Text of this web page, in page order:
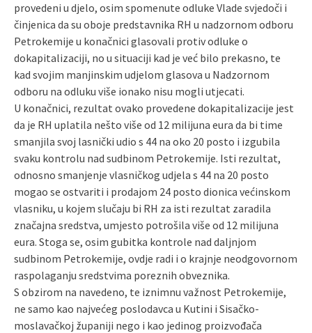
provedeni u djelo, osim spomenute odluke Vlade svjedoči i
činjenica da su oboje predstavnika RH u nadzornom odboru
Petrokemije u konačnici glasovali protiv odluke o
dokapitalizaciji, no u situaciji kad je već bilo prekasno, te
kad svojim manjinskim udjelom glasova u Nadzornom
odboru na odluku više ionako nisu mogli utjecati.
U konačnici, rezultat ovako provedene dokapitalizacije jest
da je RH uplatila nešto više od 12 milijuna eura da bi time
smanjila svoj lasnički udio s 44 na oko 20 posto i izgubila
svaku kontrolu nad sudbinom Petrokemije. Isti rezultat,
odnosno smanjenje vlasničkog udjela s 44 na 20 posto
mogao se ostvariti i prodajom 24 posto dionica većinskom
vlasniku, u kojem slučaju bi RH za isti rezultat zaradila
značajna sredstva, umjesto potrošila više od 12 milijuna
eura. Stoga se, osim gubitka kontrole nad daljnjom
sudbinom Petrokemije, ovdje radi i o krajnje neodgovornom
raspolaganju sredstvima poreznih obveznika.
S obzirom na navedeno, te iznimnu važnost Petrokemije,
ne samo kao najvećeg poslodavca u Kutini i Sisačko-
moslavačkoj županiji nego i kao jedinog proizvođača